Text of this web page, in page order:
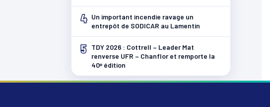
4 Un important incendie ravage un
entrepôt de SODICAR au Lamentin
5
TDY 2026 : Cottrell – Leader Mat
renverse UFR – Chanflor et remporte la
40ᵉ édition